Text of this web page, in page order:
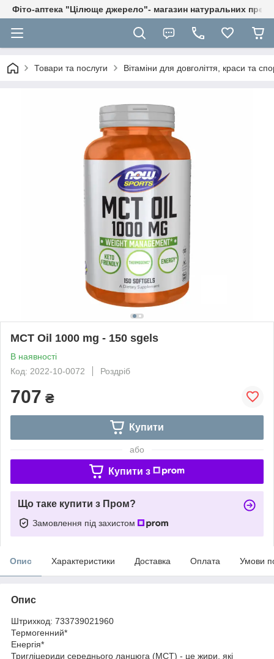
Фіто-аптека "Цілюще джерело"- магазин натуральних
Товари та послуги Вітаміни для довголіття, краси та
MCT Oil 1000 mg - 150 sgels
В наявності
Код: 2022-10-0072
Роздріб
707 ₴
Купити
або
Купити з
Що таке купити з Пром?
Замовлення під захистом
Опис Характеристики Доставка Оплата Умови
Опис
Штрихкод: 733739021960
Термогенний*
Енергія*
Тригліцериди середнього ланцюга (MCT) - це жири, які